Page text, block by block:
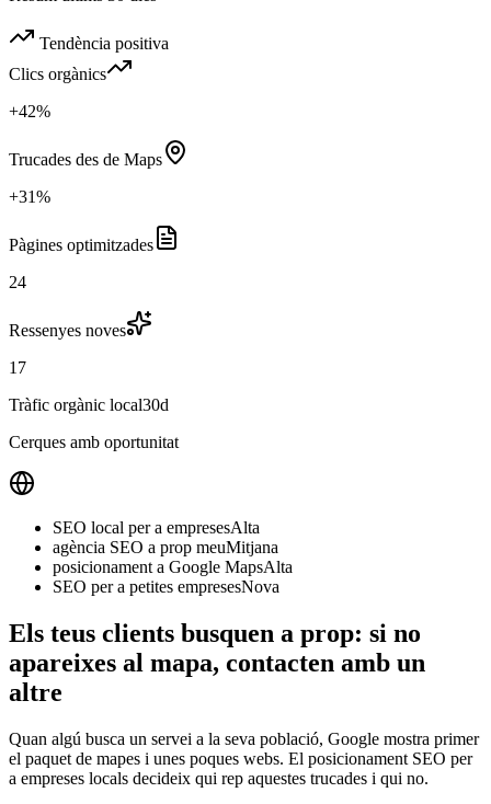
Tendència positiva
Clics orgànics
+42%
Trucades des de Maps
+31%
Pàgines optimitzades
24
Ressenyes noves
17
Tràfic orgànic local30d
Cerques amb oportunitat
SEO local per a empresesAlta
agència SEO a prop meuMitjana
posicionament a Google MapsAlta
SEO per a petites empresesNova
Els teus clients busquen a prop: si no
apareixes al mapa, contacten amb un
altre
Quan algú busca un servei a la seva població, Google mostra primer
el paquet de mapes i unes poques webs. El posicionament SEO per
a empreses locals decideix qui rep aquestes trucades i qui no.